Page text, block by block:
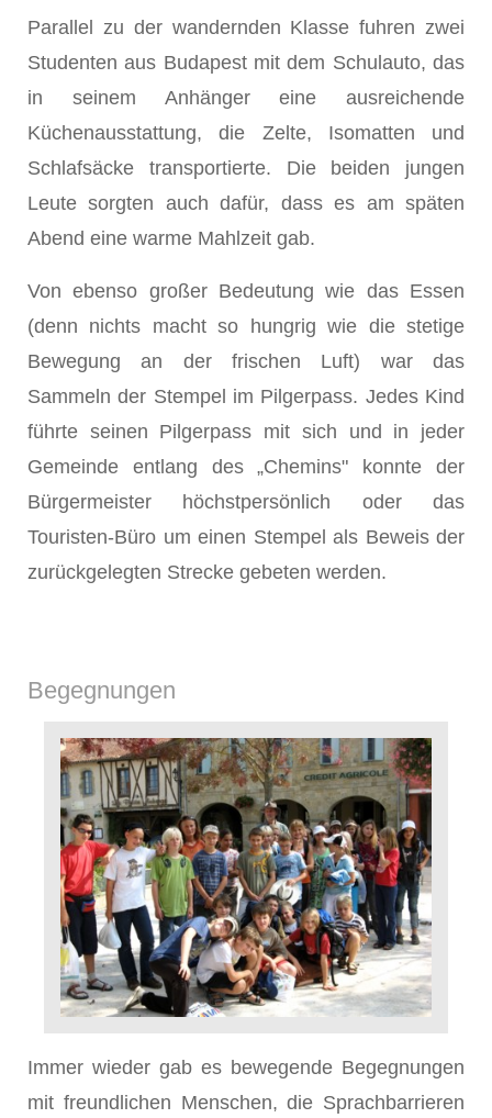
Parallel zu der wandernden Klasse fuhren zwei
Studenten aus Budapest mit dem Schulauto, das
in seinem Anhänger eine ausreichende
Küchenausstattung, die Zelte, Isomatten und
Schlafsäcke transportierte. Die beiden jungen
Leute sorgten auch dafür, dass es am späten
Abend eine warme Mahlzeit gab.
Von ebenso großer Bedeutung wie das Essen
(denn nichts macht so hungrig wie die stetige
Bewegung an der frischen Luft) war das
Sammeln der Stempel im Pilgerpass. Jedes Kind
führte seinen Pilgerpass mit sich und in jeder
Gemeinde entlang des „Chemins" konnte der
Bürgermeister höchstpersönlich oder das
Touristen-Büro um einen Stempel als Beweis der
zurückgelegten Strecke gebeten werden.
Begegnungen
Immer wieder gab es bewegende Begegnungen
mit freundlichen Menschen, die Sprachbarrieren